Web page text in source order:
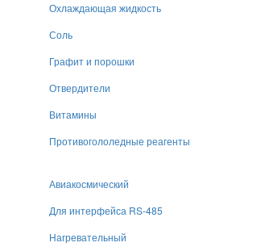
Охлаждающая жидкость
Соль
Графит и порошки
Отвердители
Витамины
Противогололедные реагенты
Авиакосмический
Для интерфейса RS-485
Нагревательный